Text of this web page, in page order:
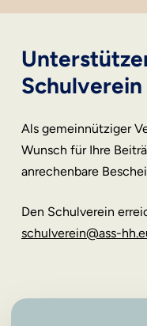
Schulverein
Als gemeinnütziger
Wunsch für Ihre
anrechenbare
Den Schulverein
schulverein@ass-